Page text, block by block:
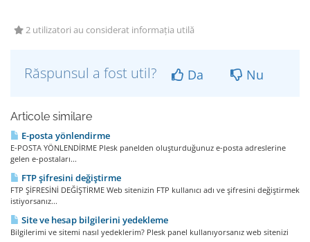
2 utilizatori au considerat informația utilă
Răspunsul a fost util? Da Nu
Articole similare
E-posta yönlendirme
E-POSTA YÖNLENDİRME Plesk panelden oluşturduğunuz e-posta adreslerine
gelen e-postaları...
FTP şifresini değiştirme
FTP ŞİFRESİNİ DEĞİŞTİRME Web sitenizin FTP kullanıcı adı ve şifresini değiştirmek
istiyorsanız...
Site ve hesap bilgilerini yedekleme
Bilgilerimi ve sitemi nasıl yedeklerim? Plesk panel kullanıyorsanız web sitenizi